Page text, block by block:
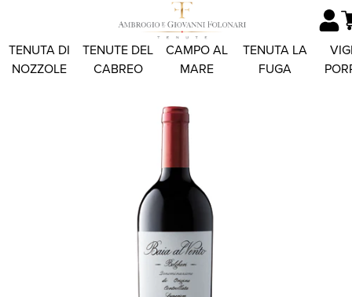
TENUTA DI
NOZZOLE
TENUTE DEL
CABREO
CAMPO AL
MARE
TENUTA LA
FUGA